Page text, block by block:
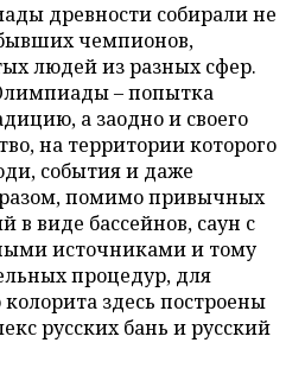
древности собирали не
чемпионов,
людей из разных сфер.
– попытка
а заодно и своего
на территории которого
события и даже
помимо привычных
в виде бассейнов, саун с
источниками и тому
процедур, для
колорита здесь построены
русских бань и русский